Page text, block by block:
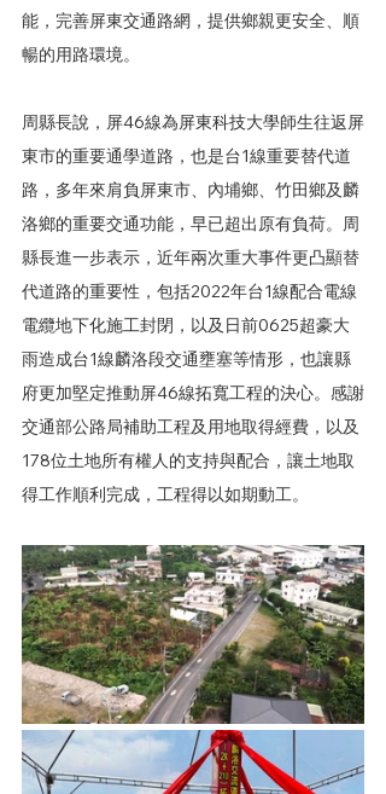
能，完善屏東交通路網，提供鄉親更安全、順
暢的用路環境。
周縣長說，屏46線為屏東科技大學師生往返屏
東市的重要通學道路，也是台1線重要替代道
路，多年來肩負屏東市、內埔鄉、竹田鄉及麟
洛鄉的重要交通功能，早已超出原有負荷。周
縣長進一步表示，近年兩次重大事件更凸顯替
代道路的重要性，包括2022年台1線配合電線
電纜地下化施工封閉，以及日前0625超豪大
雨造成台1線麟洛段交通壅塞等情形，也讓縣
府更加堅定推動屏46線拓寬工程的決心。感謝
交通部公路局補助工程及用地取得經費，以及
178位土地所有權人的支持與配合，讓土地取
得工作順利完成，工程得以如期動工。